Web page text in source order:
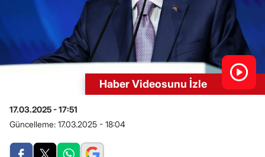
Haber Videosunu İzle
17.03.2025 - 17:51
Güncelleme: 17.03.2025 - 18:04